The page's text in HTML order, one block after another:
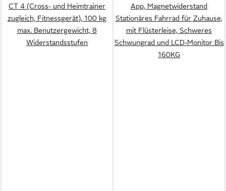
CT 4 (Cross- und Heimtrainer
zugleich, Fitnessgerät), 100 kg
max. Benutzergewicht, 8
Widerstandsstufen
App, Magnetwiderstand
Stationäres Fahrrad für Zuhause,
mit Flüsterleise, Schweres
Schwungrad und LCD-Monitor Bis
160KG